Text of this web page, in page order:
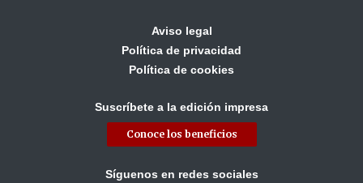
Aviso legal
Política de privacidad
Política de cookies
Suscríbete a la edición impresa
Conoce los beneficios
Síguenos en redes sociales